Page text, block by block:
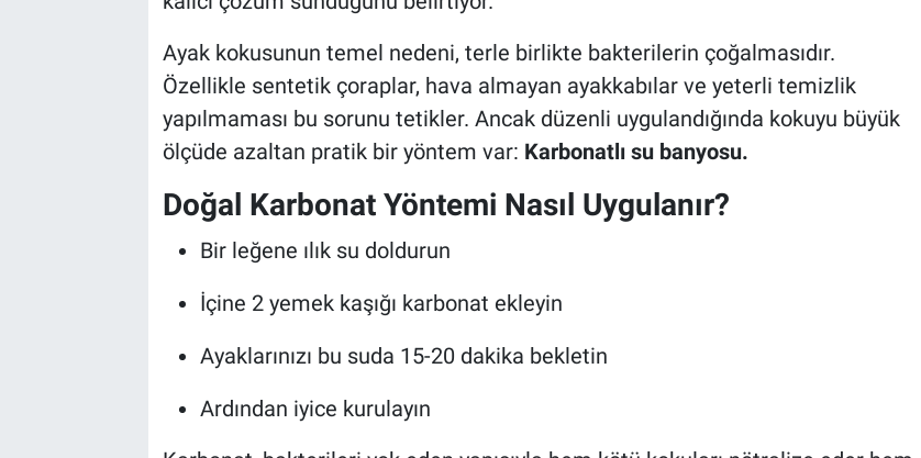
Ayak kokusunun temel nedeni, terle birlikte bakterilerin çoğalmasıdır.
Özellikle sentetik çoraplar, hava almayan ayakkabılar ve yeterli temizlik
yapılmaması bu sorunu tetikler. Ancak düzenli uygulandığında kokuyu büyük
ölçüde azaltan pratik bir yöntem var: Karbonatlı su banyosu.
Doğal Karbonat Yöntemi Nasıl Uygulanır?
Bir leğene ılık su doldurun
İçine 2 yemek kaşığı karbonat ekleyin
Ayaklarınızı bu suda 15-20 dakika bekletin
Ardından iyice kurulayın